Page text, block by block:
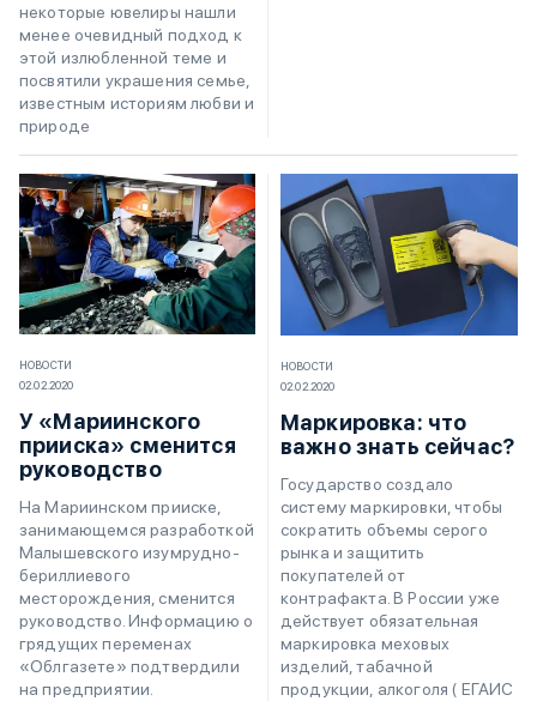
некоторые ювелиры нашли
менее очевидный подход к
этой излюбленной теме и
посвятили украшения семье,
известным историям любви и
природе
НОВОСТИ
02.02.2020
У «Мариинского
прииска» сменится
руководство
На Мариинском прииске,
занимающемся разработкой
Малышевского изумрудно-
бериллиевого
месторождения, сменится
руководство. Информацию о
грядущих переменах
«Облгазете» подтвердили
на предприятии.
НОВОСТИ
02.02.2020
Маркировка: что
важно знать сейчас?
Государство создало
систему маркировки, чтобы
сократить объемы серого
рынка и защитить
покупателей от
контрафакта. В России уже
действует обязательная
маркировка меховых
изделий, табачной
продукции, алкоголя ( ЕГАИС